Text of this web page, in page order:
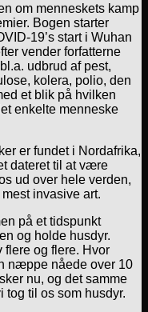
om menneskets kamp
Bogen starter
19’s start i Wuhan
vender forfatterne
udbrud af pest,
kolera, polio, den
et blik på hvilken
enkelte menneske
er fundet i Nordafrika,
dateret til at være
ud over hele verden,
invasive art.
på et tidspunkt
og holde husdyr.
flere og flere. Hvor
næppe nåede over 10
nu, og det samme
tog til os som husdyr.